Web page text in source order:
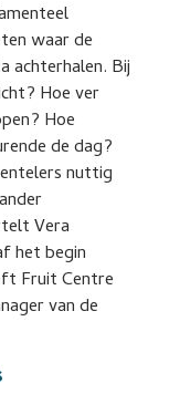
waar de
achterhalen. Bij
Hoe ver
Hoe
de dag?
nuttig
Vera
het begin
Fruit Centre
van de